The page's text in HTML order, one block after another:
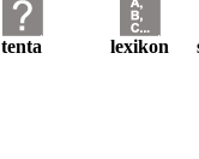
tenta lexikon